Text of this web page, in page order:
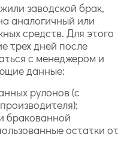
заводской брак,
аналогичный или
средств. Для этого
трех дней после
с менеджером и
данные:
рулонов (с
бракованной
остатки от